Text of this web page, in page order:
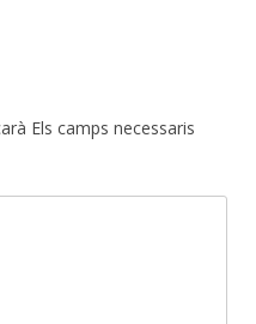
Els camps necessaris